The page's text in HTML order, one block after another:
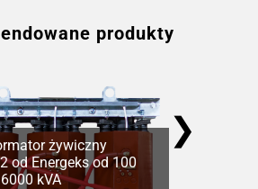
produkty
żywiczny
od Energeks od 100
kVA
❯